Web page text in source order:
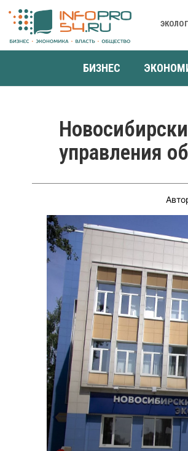
БИЗНЕС
управления